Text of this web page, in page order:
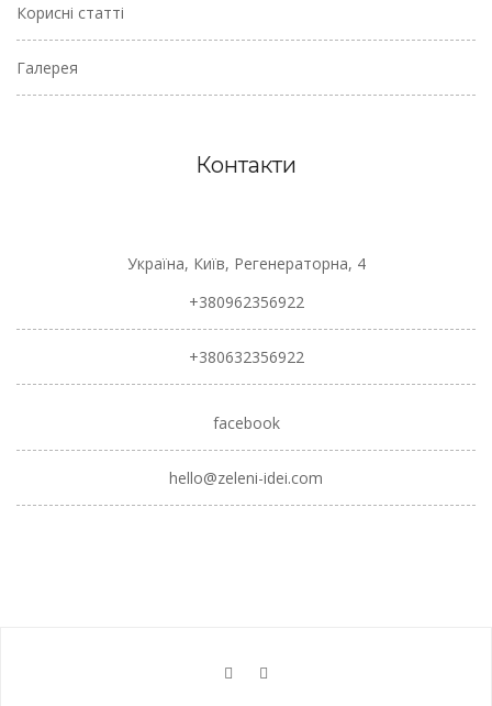
Корисні статті
Галерея
Контакти
Україна, Київ, Регенераторна, 4
+380962356922
+380632356922
facebook
hello@zeleni-idei.com